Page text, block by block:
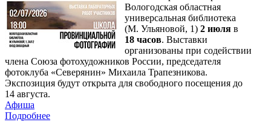
Вологодская областная
универсальная библиотека
(М. Ульяновой, 1) 2 июля в
18 часов. Выставки
организованы при содействии
члена Союза фотохудожников России, председателя
фотоклуба «Северянин» Михаила Трапезникова.
Экспозиция будут открыта для свободного посещения до
14 августа.
Афиша
Подробнее